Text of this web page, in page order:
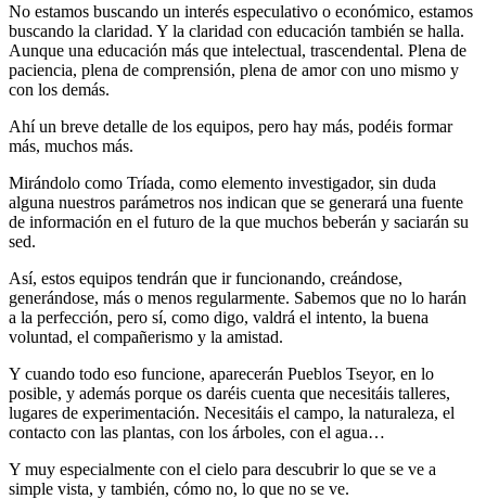
No estamos buscando un interés especulativo o económico, estamos
buscando la claridad. Y la claridad con educación también se halla.
Aunque una educación más que intelectual, trascendental. Plena de
paciencia, plena de comprensión, plena de amor con uno mismo y
con los demás.
Ahí un breve detalle de los equipos, pero hay más, podéis formar
más, muchos más.
Mirándolo como Tríada, como elemento investigador, sin duda
alguna nuestros parámetros nos indican que se generará una fuente
de información en el futuro de la que muchos beberán y saciarán su
sed.
Así, estos equipos tendrán que ir funcionando, creándose,
generándose, más o menos regularmente. Sabemos que no lo harán
a la perfección, pero sí, como digo, valdrá el intento, la buena
voluntad, el compañerismo y la amistad.
Y cuando todo eso funcione, aparecerán Pueblos Tseyor, en lo
posible, y además porque os daréis cuenta que necesitáis talleres,
lugares de experimentación. Necesitáis el campo, la naturaleza, el
contacto con las plantas, con los árboles, con el agua…
Y muy especialmente con el cielo para descubrir lo que se ve a
simple vista, y también, cómo no, lo que no se ve.